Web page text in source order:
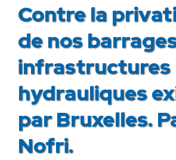
Contre la
de nos
infrastructures
hydrauliques
par Bruxelles.
Nofri.